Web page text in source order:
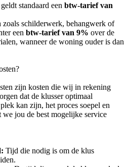
standaard een btw-tarief van
zoals schilderwerk, behangwerk of
een btw-tarief van 9% over de
wanneer de woning ouder is dan
zijn kosten die wij in rekening
dat de klusser optimaal
kan zijn, het proces soepel en
jou de best mogelijke service
Tijd die nodig is om de klus